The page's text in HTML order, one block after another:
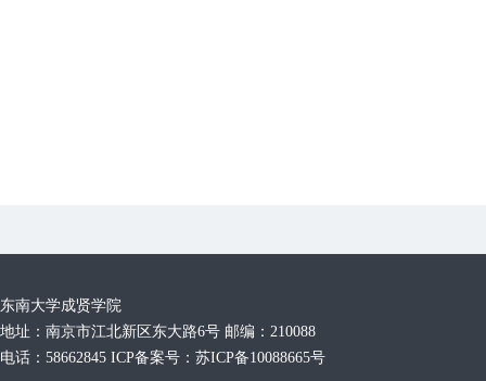
东南大学成贤学院
地址：南京市江北新区东大路6号 邮编：210088
电话：58662845 ICP备案号：苏ICP备10088665号